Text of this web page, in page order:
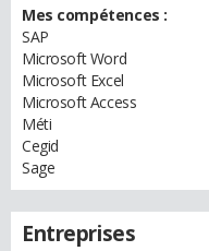
Mes compétences :
SAP
Microsoft Word
Microsoft Excel
Microsoft Access
Méti
Cegid
Sage
Entreprises